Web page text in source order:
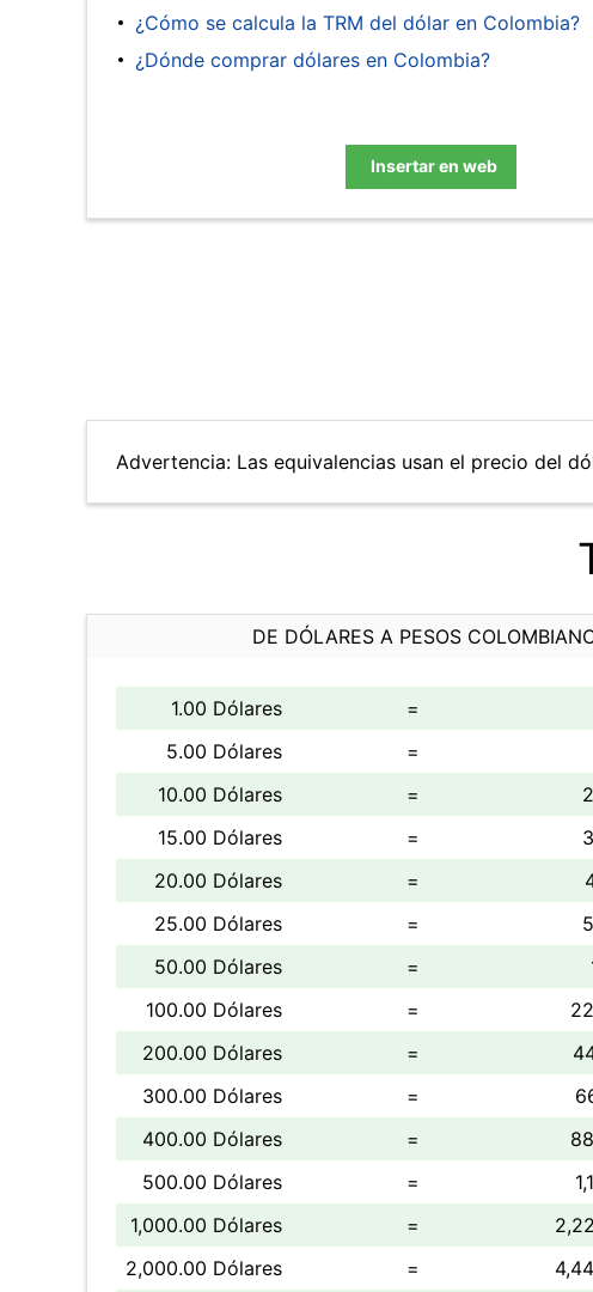
¿Cómo se calcula la TRM del dólar en Colombia?
¿Dónde comprar dólares en Colombia?
Insertar en web
Advertencia: Las equivalencias usan el precio del
DE DÓLARES A PESOS
1.00 Dólares =
5.00 Dólares
=
10.00 Dólares
=
15.00 Dólares
=
20.00 Dólares
=
25.00 Dólares
=
50.00 Dólares
=
100.00 Dólares
=
200.00 Dólares
=
300.00 Dólares
=
400.00 Dólares
=
500.00 Dólares
=
1,000.00 Dólares
=
2,000.00 Dólares
=